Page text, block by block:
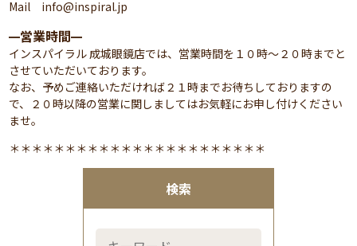
検索
Mail info@inspiral.jp
━営業時間━
インスパイラル 成城眼鏡店では、営業時間を１０時～２０時までと
させていただいております。
なお、予めご連絡いただければ２１時までお待ちしておりますの
で、２０時以降の営業に関しましてはお気軽にお申し付けください
ませ。
＊＊＊＊＊＊＊＊＊＊＊＊＊＊＊＊＊＊＊＊＊＊＊